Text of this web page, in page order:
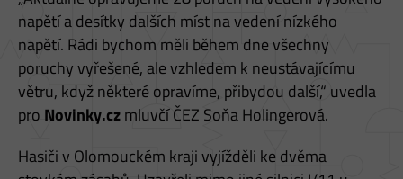
napětí a desítky dalších míst na vedení nízkého
napětí. Rádi bychom měli během dne všechny
poruchy vyřešené, ale vzhledem k neustávajícímu
větru, když některé opravíme, přibydou další,“ uvedla
pro Novinky.czmluvčí ČEZ Soňa Holingerová.
Hasiči v Olomouckém kraji vyjížděli ke dvěma